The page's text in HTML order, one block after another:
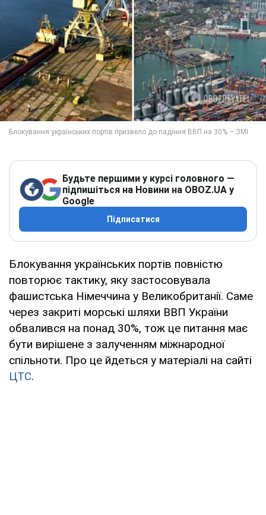
Будьте першими у курсі головного —
підпишіться на Новини на OBOZ.UA у
Google
Підписатися
Блокування українських портів повністю
повторює тактику, яку застосовувала
фашистська Німеччина у Великобританії. Саме
через закриті морські шляхи ВВП України
обвалився на понад 30%, тож це питання має
бути вирішене з залученням міжнародної
спільноти. Про це йдеться у матеріалі на сайті
ЦТС.